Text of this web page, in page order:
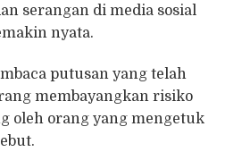
serangan di media sosial
nyata.
putusan yang telah
membayangkan risiko
oleh orang yang mengetuk